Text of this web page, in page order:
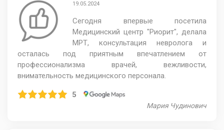
19.05.2024
Сегодня впервые посетила
Медицинский центр "Риорит", делала
МРТ, консультация невролога и
осталась под приятным впечатлением от
профессионализма врачей, вежливости,
внимательность медицинского персонала.
5
Мария Чудинович